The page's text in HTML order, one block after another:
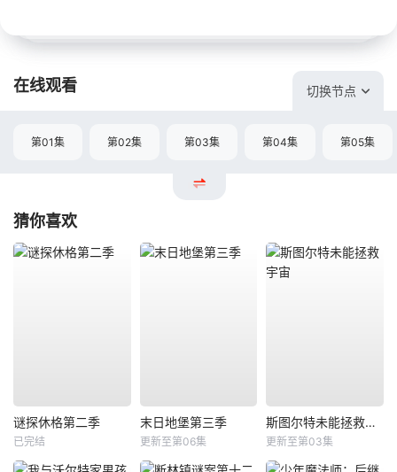
在线观看 切换节点
第01集 第02集 第03集 第04集 第05集
猜你喜欢
谜探休格第二季
已完结
末日地堡第三季
更新至第06集
斯图尔特未能拯救宇宙
更新至第03集